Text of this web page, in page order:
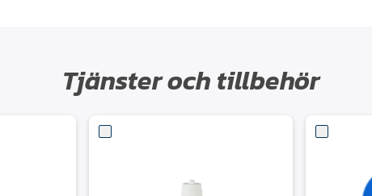
Tjänster och tillbehör